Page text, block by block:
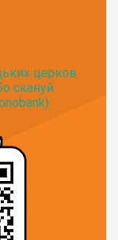
церков
скануй